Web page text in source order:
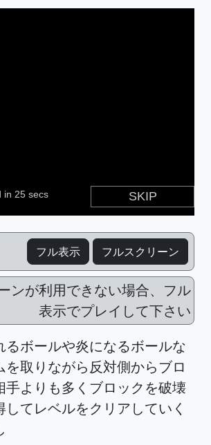
フル表示 フルスクリーン
ンが利用できない場合、フル
表示でプレイして下さい
るボールや炎になるボールな
を取りながら反対側からブロ
手よりも多くブロックを破壊
してレベルをクリアしていく